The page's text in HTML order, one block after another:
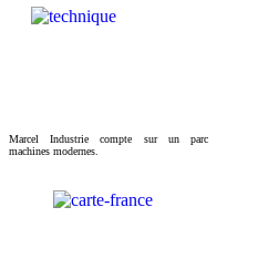
Marcel Industrie compte sur un parc
machines modernes.